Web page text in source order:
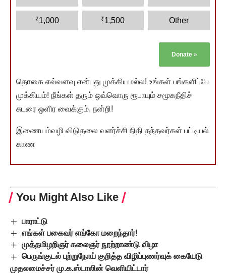
₹1,000 ₹1,500 Other
Donate »
தொகை எவ்வளவு என்பது முக்கியமல்ல! உங்கள் பங்களிப்பே
முக்கியம்! நீங்கள் தரும் ஒவ்வொரு ரூபாயும் சமூகநீதிச்
சுடரை ஒளிர வைக்கும். நன்றி!
இணையம்வழி விடுதலை வளர்ச்சி நிதி தந்தவர்கள் பட்டியல்
காண
You Might Also Like
பாராட்டு
எங்கள் பகைவர் எங்கோ மறைந்தார்!
முத்தமிழறிஞர் கலைஞர் நூற்றாண்டு விழா
பெருங்குடல் புற்றுநோய் குறித்த விழிப்புணர்வுக் கையேடு
முதலமைச்சர் மு.க.ஸ்டாலின் வெளியிட்டார்